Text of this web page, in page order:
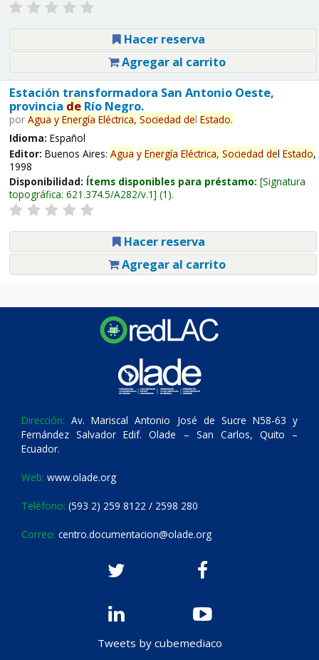
Hacer reserva
Agregar al carrito
Estación transformadora San Antonio Oeste,
provincia deRío Negro.
por Agua y Energía Eléctrica, Sociedad del Estado.
Idioma: Español
Editor: Buenos Aires: Agua y Energía Eléctrica, Sociedad del Estado,
1998
Disponibilidad: Ítems disponibles para préstamo: Signatura
topográfica: 621.374.5/A282/v.1 (1).
Hacer reserva
Agregar al carrito
Dirección: Av. Mariscal Antonio José de Sucre N58-63 y
Fernández Salvador Edif. Olade – San Carlos, Quito –
Ecuador.
Web: www.olade.org
Teléfono: (593 2) 259 8122 / 2598 280
Correo: centro.documentacion@olade.org
Tweets by cubemediaco